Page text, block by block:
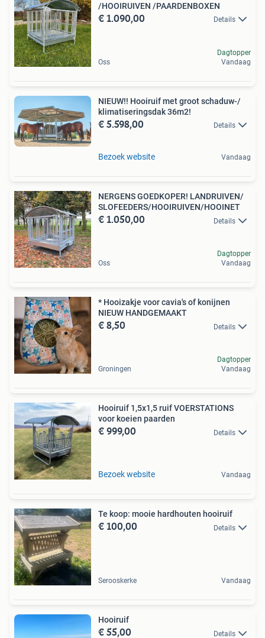
/HOOIRUIVEN /PAARDENBOXEN
€ 1.090,00 Details
Oss
Dagtopper
Vandaag
NIEUW!! Hooiruif met groot schaduw-/
klimatiseringsdak 36m2!
€ 5.598,00 Details
Bezoek website Vandaag
NERGENS GOEDKOPER! LANDRUIVEN/
SLOFEEDERS/HOOIRUIVEN/HOOINET
€ 1.050,00 Details
Oss
Dagtopper
Vandaag
* Hooizakje voor cavia's of konijnen
NIEUW HANDGEMAAKT
€ 8,50 Details
Groningen
Dagtopper
Vandaag
Hooiruif 1,5x1,5 ruif VOERSTATIONS
voor koeien paarden
€ 999,00 Details
Bezoek website Vandaag
Te koop: mooie hardhouten hooiruif
€ 100,00 Details
Serooskerke Vandaag
Hooiruif
€ 55,00 Details